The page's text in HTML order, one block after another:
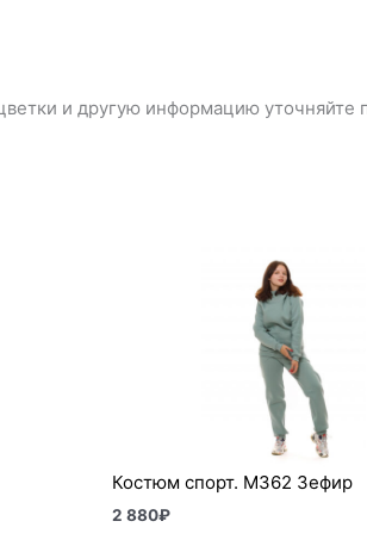
и другую информацию уточняйте
Костюм спорт. М362 Зефир
2 880₽